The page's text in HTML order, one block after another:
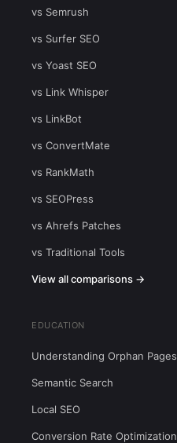
vs Semrush
vs Surfer SEO
vs Yoast SEO
vs Link Whisper
vs LinkBot
vs ConvertMate
vs RankMath
vs SEOPress
vs Ahrefs Patches
vs Traditional Tools
View all comparisons →
EDUCATION
Understanding Orphan Pages
Semantic Search
Local SEO
Conversion Rate Optimization